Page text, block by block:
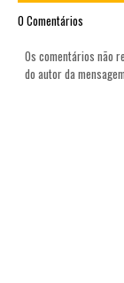
0 Comentários
Os comentários não
do autor da